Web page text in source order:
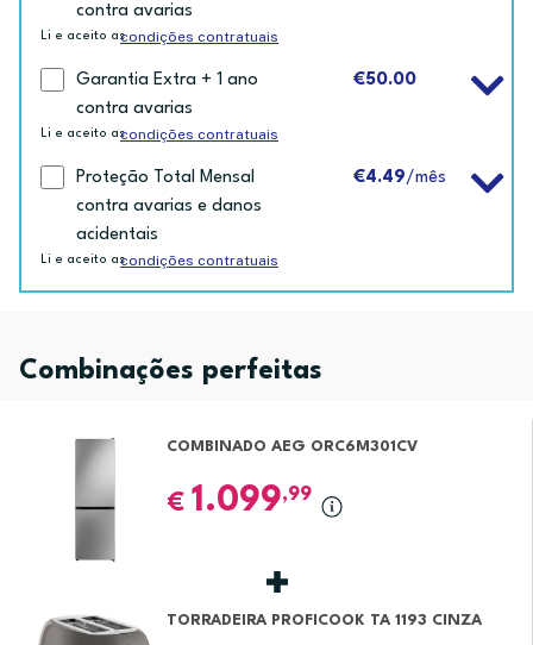
contra avarias
Li e aceito ascondições contratuais
Garantia Extra + 1 ano
contra avarias
€50.00
Li e aceito ascondições contratuais
Proteção Total Mensal
contra avarias e danos
acidentais
€4.49/mês
Li e aceito ascondições contratuais
Combinações perfeitas
COMBINADO AEG ORC6M301CV
€ 1.099,99
TORRADEIRA PROFICOOK TA 1193 CINZA